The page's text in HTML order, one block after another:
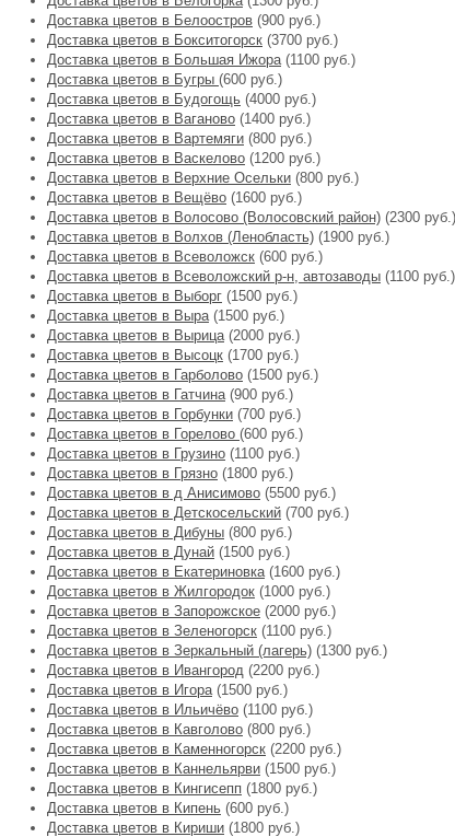
Доставка цветов в Белоостров (900 руб.)
Доставка цветов в Бокситогорск (3700 руб.)
Доставка цветов в Большая Ижора(1100 руб.)
Доставка цветов в Бугры (600 руб.)
Доставка цветов в Будогощь (4000 руб.)
Доставка цветов в Ваганово (1400 руб.)
Доставка цветов в Вартемяги (800 руб.)
Доставка цветов в Васкелово (1200 руб.)
Доставка цветов в Верхние Осельки (800 руб.)
Доставка цветов в Вещёво (1600 руб.)
Доставка цветов в Волосово (Волосовский район) (2300 руб.)
Доставка цветов в Волхов (Ленобласть) (1900 руб.)
Доставка цветов в Всеволожск (600 руб.)
Доставка цветов в Всеволожский р-н, автозаводы (1100 руб.)
Доставка цветов в Выборг (1500 руб.)
Доставка цветов в Выра(1500 руб.)
Доставка цветов в Вырица(2000 руб.)
Доставка цветов в Высоцк (1700 руб.)
Доставка цветов в Гарболово (1500 руб.)
Доставка цветов в Гатчина(900 руб.)
Доставка цветов в Горбунки (700 руб.)
Доставка цветов в Горелово (600 руб.)
Доставка цветов в Грузино (1100 руб.)
Доставка цветов в Грязно (1800 руб.)
Доставка цветов в д Анисимово (5500 руб.)
Доставка цветов в Детскосельский (700 руб.)
Доставка цветов в Дибуны (800 руб.)
Доставка цветов в Дунай (1500 руб.)
Доставка цветов в Екатериновка(1600 руб.)
Доставка цветов в Жилгородок (1000 руб.)
Доставка цветов в Запорожское (2000 руб.)
Доставка цветов в Зеленогорск (1100 руб.)
Доставка цветов в Зеркальный (лагерь) (1300 руб.)
Доставка цветов в Ивангород (2200 руб.)
Доставка цветов в Игора(1500 руб.)
Доставка цветов в Ильичёво (1100 руб.)
Доставка цветов в Кавголово (800 руб.)
Доставка цветов в Каменногорск (2200 руб.)
Доставка цветов в Каннельярви (1500 руб.)
Доставка цветов в Кингисепп (1800 руб.)
Доставка цветов в Кипень (600 руб.)
Доставка цветов в Кириши (1800 руб.)